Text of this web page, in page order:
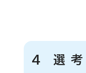
4 選 考